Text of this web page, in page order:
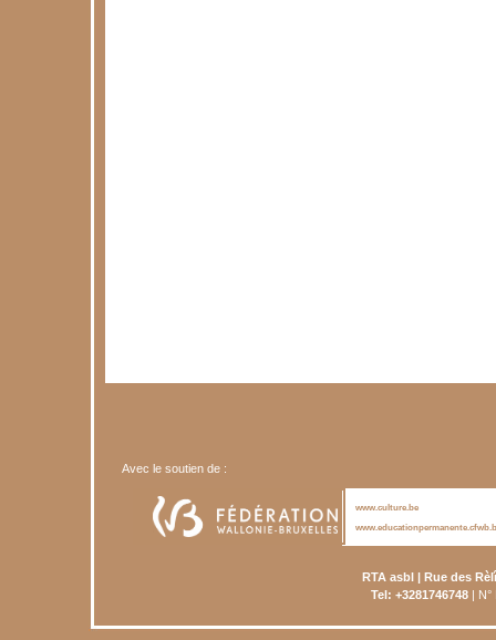
Avec le soutien de :
www.culture.be
RTA asbl | Rue des
Tel: +3281746748| N°